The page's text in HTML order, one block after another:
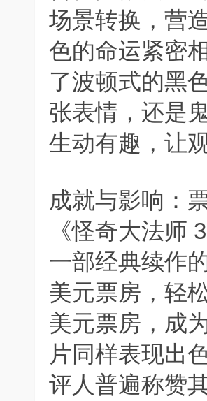
场景转换，营
色的命运紧密
了波顿式的黑
张表情，还是
生动有趣，让
成就与影响：
《怪奇大法师
一部经典续作
美元票房，轻
美元票房，成
片同样表现出
评人普遍称赞